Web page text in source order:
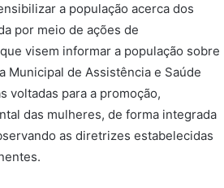
a população acerca dos
por meio de ações de
visem informar a população sobre
Municipal de Assistência e Saúde
voltadas para a promoção,
das mulheres, de forma integrada
as diretrizes estabelecidas